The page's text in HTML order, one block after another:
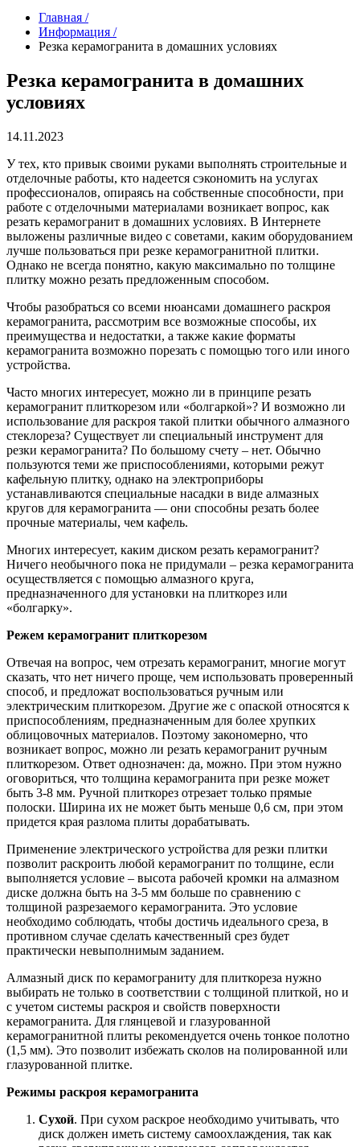
Главная /
Информация /
Резка керамогранита в домашних условиях
Резка керамогранита в домашних
условиях
14.11.2023
У тех, кто привык своими руками выполнять строительные и
отделочные работы, кто надеется сэкономить на услугах
профессионалов, опираясь на собственные способности, при
работе с отделочными материалами возникает вопрос, как
резать керамогранит в домашних условиях. В Интернете
выложены различные видео с советами, каким оборудованием
лучше пользоваться при резке керамогранитной плитки.
Однако не всегда понятно, какую максимально по толщине
плитку можно резать предложенным способом.
Чтобы разобраться со всеми нюансами домашнего раскроя
керамогранита, рассмотрим все возможные способы, их
преимущества и недостатки, а также какие форматы
керамогранита возможно порезать с помощью того или иного
устройства.
Часто многих интересует, можно ли в принципе резать
керамогранит плиткорезом или «болгаркой»? И возможно ли
использование для раскроя такой плитки обычного алмазного
стеклореза? Существует ли специальный инструмент для
резки керамогранита? По большому счету – нет. Обычно
пользуются теми же приспособлениями, которыми режут
кафельную плитку, однако на электроприборы
устанавливаются специальные насадки в виде алмазных
кругов для керамогранита — они способны резать более
прочные материалы, чем кафель.
Многих интересует, каким диском резать керамогранит?
Ничего необычного пока не придумали – резка керамогранита
осуществляется с помощью алмазного круга,
предназначенного для установки на плиткорез или
«болгарку».
Режем керамогранит плиткорезом
Отвечая на вопрос, чем отрезать керамогранит, многие могут
сказать, что нет ничего проще, чем использовать проверенный
способ, и предложат воспользоваться ручным или
электрическим плиткорезом. Другие же с опаской относятся к
приспособлениям, предназначенным для более хрупких
облицовочных материалов. Поэтому закономерно, что
возникает вопрос, можно ли резать керамогранит ручным
плиткорезом. Ответ однозначен: да, можно. При этом нужно
оговориться, что толщина керамогранита при резке может
быть 3-8 мм. Ручной плиткорез отрезает только прямые
полоски. Ширина их не может быть меньше 0,6 см, при этом
придется края разлома плиты дорабатывать.
Применение электрического устройства для резки плитки
позволит раскроить любой керамогранит по толщине, если
выполняется условие – высота рабочей кромки на алмазном
диске должна быть на 3-5 мм больше по сравнению с
толщиной разрезаемого керамогранита. Это условие
необходимо соблюдать, чтобы достичь идеального среза, в
противном случае сделать качественный срез будет
практически невыполнимым заданием.
Алмазный диск по керамограниту для плиткореза нужно
выбирать не только в соответствии с толщиной плиткой, но и
с учетом системы раскроя и свойств поверхности
керамогранита. Для глянцевой и глазурованной
керамогранитной плиты рекомендуется очень тонкое полотно
(1,5 мм). Это позволит избежать сколов на полированной или
глазурованной плитке.
Режимы раскроя керамогранита
Сухой. При сухом раскрое необходимо учитывать, что
диск должен иметь систему самоохлаждения, так как